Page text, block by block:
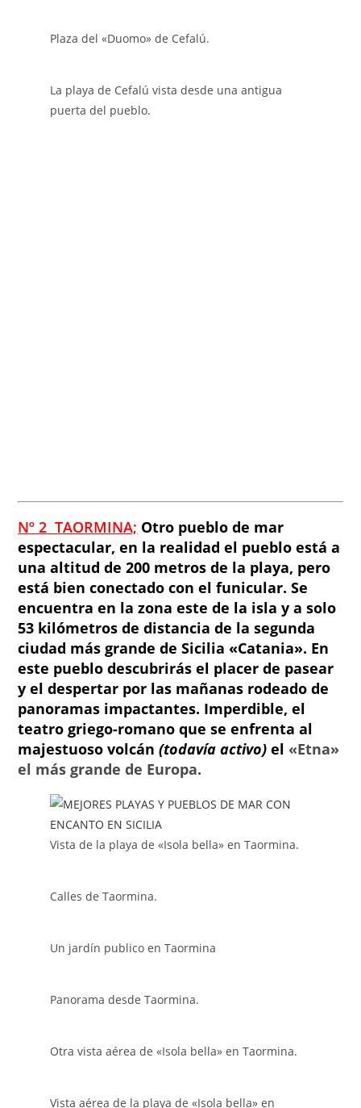
Plaza del «Duomo» de Cefalú.
La playa de Cefalú vista desde una antigua
puerta del pueblo.
Nº 2 TAORMINA; Otro pueblo de mar
espectacular, en la realidad el pueblo está a
una altitud de 200 metros de la playa, pero
está bien conectado con el funicular. Se
encuentra en la zona este de la isla y a solo
53 kilómetros de distancia de la segunda
ciudad más grande de Sicilia «Catania». En
este pueblo descubrirás el placer de pasear
y el despertar por las mañanas rodeado de
panoramas impactantes. Imperdible, el
teatro griego-romano que se enfrenta al
majestuoso volcán(todavía activo) el «Etna»
el más grande de Europa.
Vista de la playa de «Isola bella» en Taormina.
Calles de Taormina.
Un jardín publico en Taormina
Panorama desde Taormina.
Otra vista aérea de «Isola bella» en Taormina.
Vista aérea de la playa de «Isola bella» en